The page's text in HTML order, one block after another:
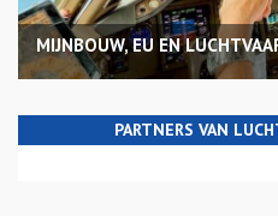
MIJNBOUW, EU EN
PARTNERS VAN